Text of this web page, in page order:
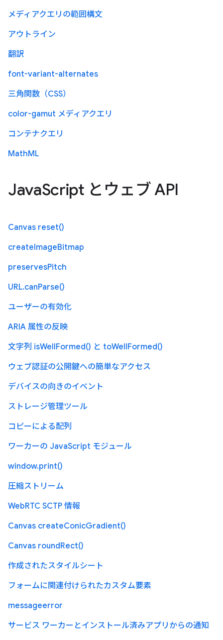
メディアクエリの範囲構文
アウトライン
翻訳
font-variant-alternates
三角関数（CSS）
color-gamut メディアクエリ
コンテナクエリ
MathML
JavaScript とウェブ API
Canvas reset()
createImageBitmap
preservesPitch
URL.canParse()
ユーザーの有効化
ARIA 属性の反映
文字列 isWellFormed() と toWellFormed()
ウェブ認証の公開鍵への簡単なアクセス
デバイスの向きのイベント
ストレージ管理ツール
コピーによる配列
ワーカーの JavaScript モジュール
window.print()
圧縮ストリーム
WebRTC SCTP 情報
Canvas createConicGradient()
Canvas roundRect()
作成されたスタイルシート
フォームに関連付けられたカスタム要素
messageerror
サービス ワーカーとインストール済みアプリからの通知